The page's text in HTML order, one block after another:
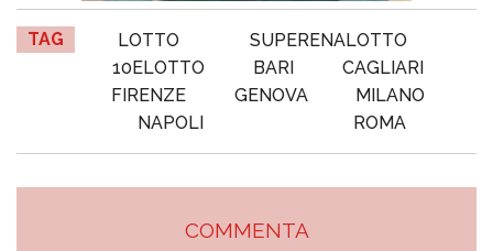
TAG LOTTO
SUPERENALOTTO
10ELOTTO
BARI
CAGLIARI
FIRENZE
GENOVA
MILANO
NAPOLI
ROMA
COMMENTA